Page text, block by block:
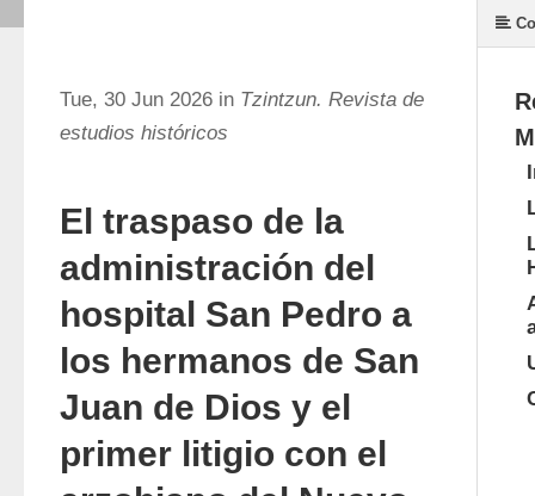
Tue, 30 Jun 2026 in Tzintzun. Revista de
estudios históricos
El traspaso de la
administración del
hospital San Pedro a
los hermanos de San
Juan de Dios y el
primer litigio con el